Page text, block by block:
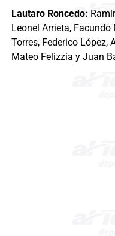
Lautaro Roncedo:
Leonel Arrieta, Facundo
Torres, Federico López,
Mateo Felizzia y Juan